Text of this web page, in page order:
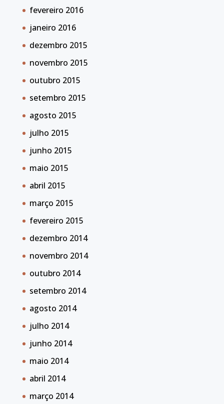
fevereiro 2016
janeiro 2016
dezembro 2015
novembro 2015
outubro 2015
setembro 2015
agosto 2015
julho 2015
junho 2015
maio 2015
abril 2015
março 2015
fevereiro 2015
dezembro 2014
novembro 2014
outubro 2014
setembro 2014
agosto 2014
julho 2014
junho 2014
maio 2014
abril 2014
março 2014